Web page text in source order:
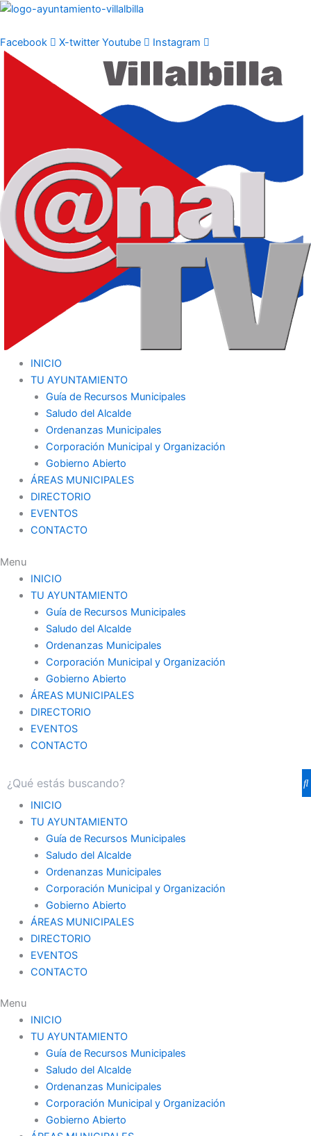
Ir
contenido
Facebook X-twitter Youtube Instagram
INICIO
TU AYUNTAMIENTO
Guía de Recursos Municipales
Saludo del Alcalde
Ordenanzas Municipales
Corporación Municipal y Organización
Gobierno Abierto
ÁREAS MUNICIPALES
DIRECTORIO
EVENTOS
CONTACTO
Menu
INICIO
TU AYUNTAMIENTO
Guía de Recursos Municipales
Saludo del Alcalde
Ordenanzas Municipales
Corporación Municipal y Organización
Gobierno Abierto
ÁREAS MUNICIPALES
DIRECTORIO
EVENTOS
CONTACTO
INICIO
TU AYUNTAMIENTO
Guía de Recursos Municipales
Saludo del Alcalde
Ordenanzas Municipales
Corporación Municipal y Organización
Gobierno Abierto
ÁREAS MUNICIPALES
DIRECTORIO
EVENTOS
CONTACTO
Menu
INICIO
TU AYUNTAMIENTO
Guía de Recursos Municipales
Saludo del Alcalde
Ordenanzas Municipales
Corporación Municipal y Organización
Gobierno Abierto